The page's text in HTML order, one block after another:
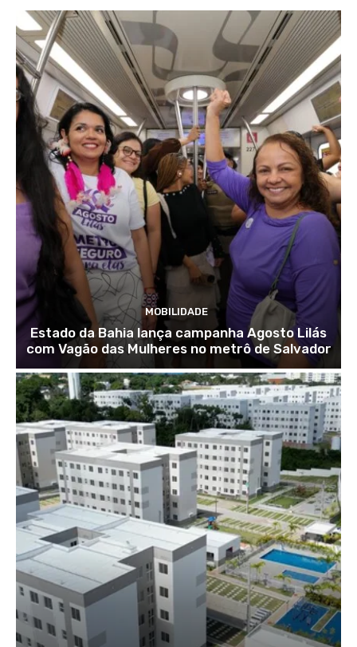
MOBILIDADE
Estado da Bahia lança campanha Agosto Lilás
com Vagão das Mulheres no metrô de Salvador